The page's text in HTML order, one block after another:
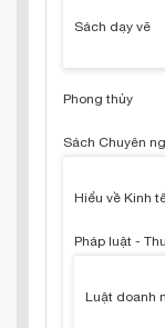
Sách dạy vẽ
Phong thủy
Sách Chuyên
Hiểu về Kinh
Pháp luật -
Luật doanh